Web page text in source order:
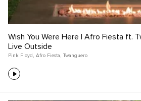
Wish You Were Here | Afro Fiesta ft.
Live Outside
Pink Floyd , Afro Fiesta , Twanguero